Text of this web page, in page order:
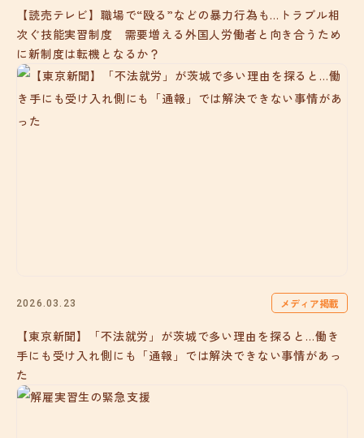
【読売テレビ】職場で“殴る”などの暴力行為も…トラブル相
次ぐ技能実習制度 需要増える外国人労働者と向き合うため
に新制度は転機となるか？
2026.03.23 メディア掲載
【東京新聞】「不法就労」が茨城で多い理由を探ると…働き
手にも受け入れ側にも「通報」では解決できない事情があっ
た